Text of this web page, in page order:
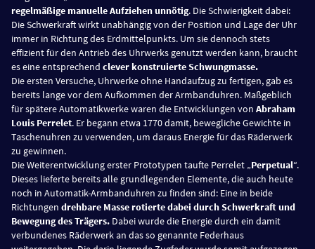
regelmäßige manuelle Aufziehen unnötig. Die Schwierigkeit dabei:
Die Schwerkraft wirkt unabhängig von der Position und Lage der Uhr
immer in Richtung des Erdmittelpunkts. Um sie dennoch stets
effizient für den Antrieb des Uhrwerks genutzt werden kann, braucht
es eine entsprechend clever konstruierte Schwungmasse.
Die ersten Versuche, Uhrwerke ohne Handaufzug zu fertigen, gab es
bereits lange vor dem Aufkommen der Armbanduhren. Maßgeblich
für spätere Automatikwerke waren die Entwicklungen von Abraham
Louis Perrelet. Er begann etwa 1770 damit, bewegliche Gewichte in
Taschenuhren zu verwenden, um daraus Energie für das Räderwerk
zu gewinnen.
Die Weiterentwicklung erster Prototypen taufte Perrelet „Perpetual“.
Dieses lieferte bereits alle grundlegenden Elemente, die auch heute
noch in Automatik-Armbanduhren zu finden sind: Eine in beide
Richtungen drehbare Masse rotierte dabei durch Schwerkraft und
Bewegung des Trägers. Dabei wurde die Energie durch ein damit
verbundenes Räderwerk an das so genannte Federhaus